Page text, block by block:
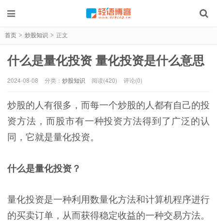
首页 > 炒股知识 > 正文
什么是量化投资 量化投资是什么意思
2024-08-08 分类： 炒股知识 阅读(420) 评论(0)
炒股的人有很多，而每一个炒股的人都有自己的投
资方法，而股市有一种投资方法得到了广泛的认
同，它就是量化投资。
什么是量化投资？
量化投资是一种利用数量化方法和计算机程序进行
的买卖订单，从而获得稳定收益的一种交易方法。